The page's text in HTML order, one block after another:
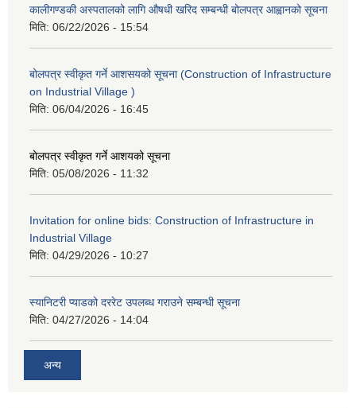
कालीगण्डकी अस्पतालको लागि औषधी खरिद सम्बन्धी बोलपत्र आह्वानको सूचना
मिति: 06/22/2026 - 15:54
बोलपत्र स्वीकृत गर्ने आशसयको सूचना (Construction of Infrastructure
on Industrial Village )
मिति: 06/04/2026 - 16:45
बोलपत्र स्वीकृत गर्ने आशयको सूचना
मिति: 05/08/2026 - 11:32
Invitation for online bids: Construction of Infrastructure in
Industrial Village
मिति: 04/29/2026 - 10:27
स्यानिटरी प्याडको दररेट उपलब्ध गराउने सम्बन्धी सूचना
मिति: 04/27/2026 - 14:04
अन्य